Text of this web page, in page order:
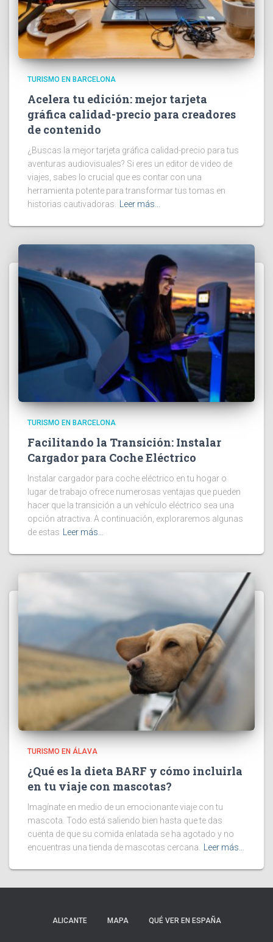
TURISMO EN BARCELONA
Acelera tu edición: mejor tarjeta
gráfica calidad-precio para creadores
de contenido
¿Buscas la mejor tarjeta gráfica calidad-precio para tus
aventuras audiovisuales? Si eres un editor de video de
viajes, sabes lo crucial que es contar con una
herramienta potente para transformar tus tomas en
historias cautivadoras.
Leer más…
TURISMO EN BARCELONA
Facilitando la Transición: Instalar
Cargador para Coche Eléctrico
Instalar cargador para coche eléctrico en tu hogar o
lugar de trabajo ofrece numerosas ventajas que pueden
hacer que la transición a un vehículo eléctrico sea una
opción atractiva. A continuación, exploraremos algunas
de estas Leer más…
TURISMO EN ÁLAVA
¿Qué es la dieta BARF y cómo incluirla
en tu viaje con mascotas?
Imagínate en medio de un emocionante viaje con tu
mascota. Todo está saliendo bien hasta que te das
cuenta de que su comida enlatada se ha agotado y no
encuentras una tienda de mascotas cercana.
Leer más…
ALICANTE MAPA QUÉ VER EN ESPAÑA